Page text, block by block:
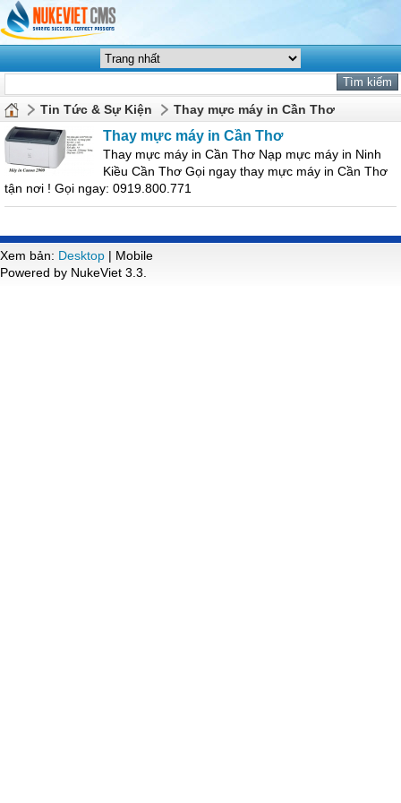
Tin Tức & Sự Kiện Thay mực máy in Cần Thơ
Thay mực máy in Cần Thơ
Thay mực máy in Cần Thơ Nạp mực máy in Ninh
Kiều Cần Thơ Gọi ngay thay mực máy in Cần Thơ
tận nơi ! Gọi ngay: 0919.800.771
Xem bản: Desktop | Mobile
Powered by NukeViet 3.3.